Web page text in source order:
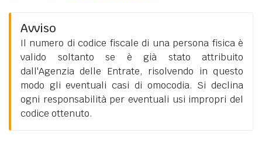
Avviso
Il numero di codice fiscale di una persona fisica è
valido soltanto se è già stato attribuito
dall'Agenzia delle Entrate, risolvendo in questo
modo gli eventuali casi di omocodia. Si declina
ogni responsabilità per eventuali usi impropri del
codice ottenuto.